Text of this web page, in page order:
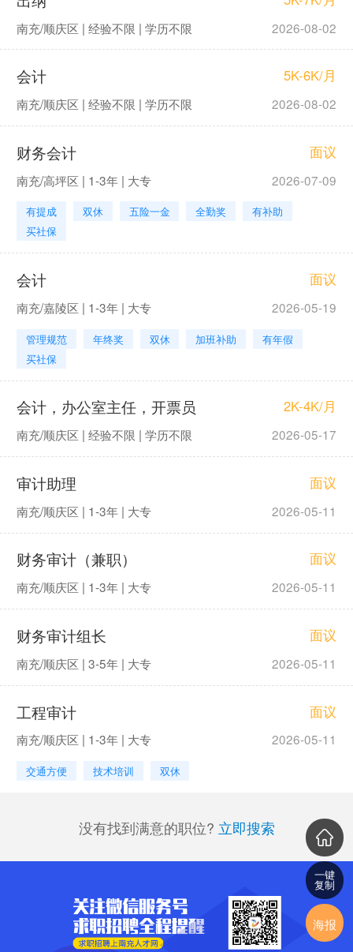
南充/顺庆区 | 经验不限 | 学历不限 2026-08-02
会计 5K-6K/月
南充/顺庆区 | 经验不限 | 学历不限 2026-08-02
财务会计 面议
南充/高坪区 | 1-3年 | 大专 2026-07-09
有提成 双休 五险一金 全勤奖
有补助
买社保
会计 面议
南充/嘉陵区 | 1-3年 | 大专 2026-05-19
管理规范 年终奖 双休 加班补助
有年假
买社保
会计，办公室主任，开票员 2K-4K/月
南充/顺庆区 | 经验不限 | 学历不限 2026-05-17
审计助理 面议
南充/顺庆区 | 1-3年 | 大专 2026-05-11
财务审计（兼职） 面议
南充/顺庆区 | 1-3年 | 大专 2026-05-11
财务审计组长 面议
南充/顺庆区 | 3-5年 | 大专 2026-05-11
工程审计 面议
南充/顺庆区 | 1-3年 | 大专 2026-05-11
交通方便 技术培训 双休
没有找到满意的职位? 立即搜索
一键
复制
海报